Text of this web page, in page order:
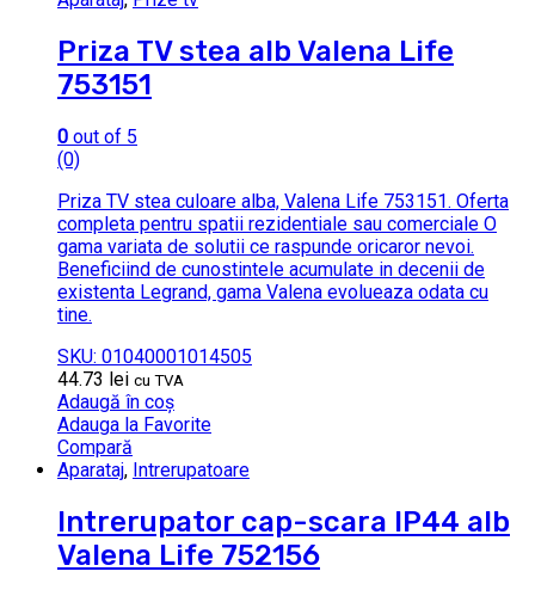
Priza TV stea alb Valena Life
753151
0 out of 5
(0)
Priza TV stea culoare alba, Valena Life 753151. Oferta
completa pentru spatii rezidentiale sau comerciale O
gama variata de solutii ce raspunde oricaror nevoi.
Beneficiind de cunostintele acumulate in decenii de
existenta Legrand, gama Valena evolueaza odata cu
tine.
SKU: 01040001014505
44.73 lei cu TVA
Adaugă în coș
Adauga la Favorite
Compară
Aparataj, Intrerupatoare
Intrerupator cap-scara IP44 alb
Valena Life 752156